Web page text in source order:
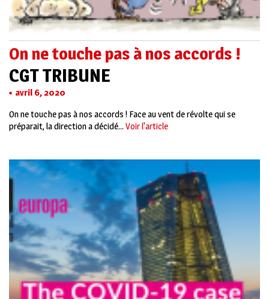
On ne touche pas à nos accords !
CGT TRIBUNE
avril 6, 2020
On ne touche pas à nos accords ! Face au vent de révolte qui se
préparait, la direction a décidé... Voir l'article